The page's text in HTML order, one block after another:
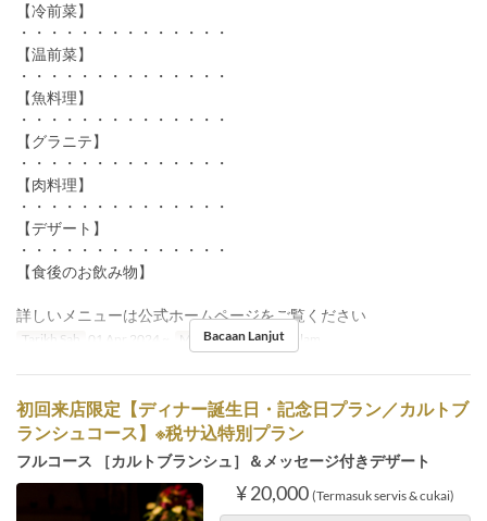
【冷前菜】
・・・・・・・・・・・・・・
【温前菜】
・・・・・・・・・・・・・・
【魚料理】
・・・・・・・・・・・・・・
【グラニテ】
・・・・・・・・・・・・・・
【肉料理】
・・・・・・・・・・・・・・
【デザート】
・・・・・・・・・・・・・・
【食後のお飲み物】
詳しいメニューは公式ホームページをご覧ください
Tarikh Sah 01 Apr 2024 ~ Makanan Makan Malam
Bacaan Lanjut
初回来店限定【ディナー誕生日・記念日プラン／カルトブ
ランシュコース】※税サ込特別プラン
フルコース ［カルトブランシュ］＆メッセージ付きデザート
¥ 20,000 (Termasuk servis & cukai)